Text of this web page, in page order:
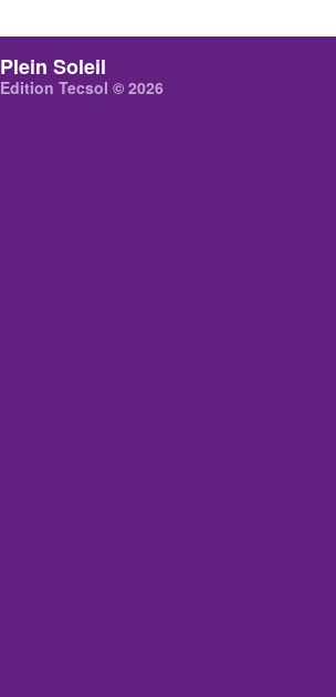
Plein Soleil
Edition Tecsol © 2026